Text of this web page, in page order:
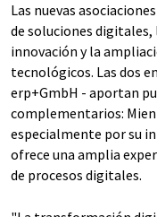
Las nuevas
de soluciones digitales,
innovación y la
tecnológicos. Las dos
erp+GmbH - aportan
complementarios:
especialmente por su
ofrece una amplia
de procesos digitales.